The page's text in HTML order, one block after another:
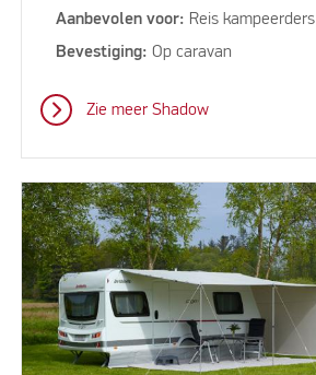
Aanbevolen voor: Reis kampeerders
Bevestiging:Op caravan
Zie meer Shadow